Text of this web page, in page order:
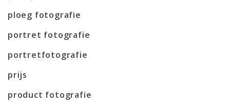
ploeg fotografie
portret fotografie
portretfotografie
prijs
product fotografie